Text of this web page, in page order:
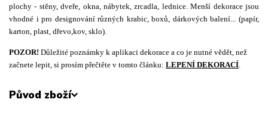
plochy - stěny, dveře, okna, nábytek, zrcadla, lednice. Menší dekorace jsou
vhodné i pro designování různých krabic, boxů, dárkových balení... (papír,
karton, plast, dřevo,kov, sklo).
POZOR! Důležité poznámky k aplikaci dekorace a co je nutné vědět, než
začnete lepit, si prosím přečtěte v tomto článku: LEPENÍ DEKORACÍ
Původ zboží